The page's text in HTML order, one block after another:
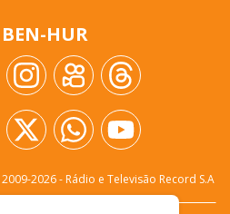
BEN-HUR
2026- Rádio e Televisão Record S.A